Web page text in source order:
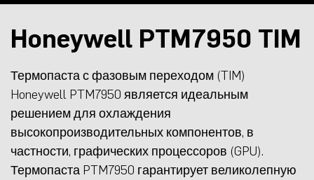
Honeywell PTM7950 TIM
Термопаста с фазовым переходом (TIM)
Honeywell PTM7950 является идеальным
решением для охлаждения
высокопроизводительных компонентов, в
частности, графических процессоров (GPU).
Термопаста PTM7950 гарантирует великолепную